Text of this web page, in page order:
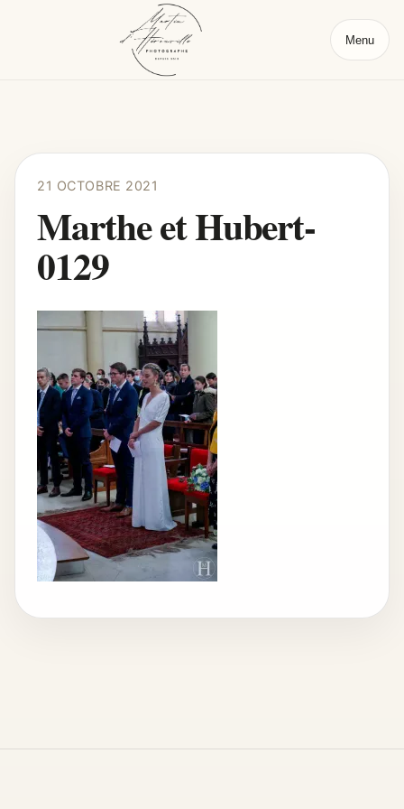
Menu
21 OCTOBRE 2021
Marthe et Hubert-
0129